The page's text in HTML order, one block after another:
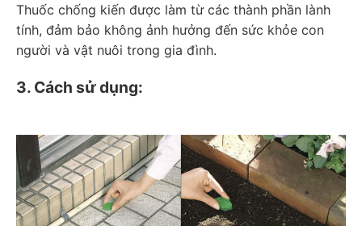
Thuốc chống kiến được làm từ các thành phần lành
tính, đảm bảo không ảnh hưởng đến sức khỏe con
người và vật nuôi trong gia đình.
3. Cách sử dụng: